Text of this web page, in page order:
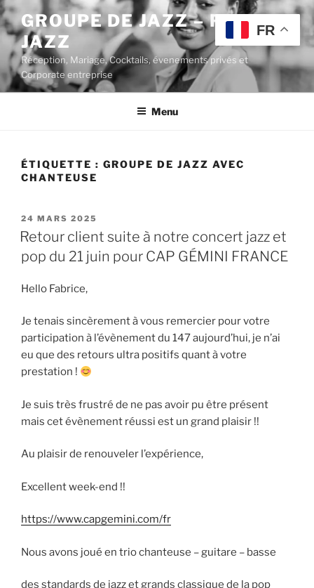
Aller
au
contenu
principal
GROUPE DE JAZZ – POP
JAZZ
Réception, Mariage, Cocktails, évenements privés et
Corporate entreprise
Menu
ÉTIQUETTE : GROUPE DE JAZZ AVEC
CHANTEUSE
PUBLIÉ
LE
24 MARS 2025
Retour client suite à notre concert jazz et
pop du 21 juin pour CAP GÉMINI FRANCE
Hello Fabrice,
Je tenais sincèrement à vous remercier pour votre
participation à l’évènement du 147 aujourd’hui, je n’ai
eu que des retours ultra positifs quant à votre
prestation !
Je suis très frustré de ne pas avoir pu être présent
mais cet évènement réussi est un grand plaisir !!
Au plaisir de renouveler l’expérience,
Excellent week-end !!
https://www.capgemini.com/fr
Nous avons joué en trio chanteuse – guitare – basse
des standards de jazz et grands classique de la pop
FR